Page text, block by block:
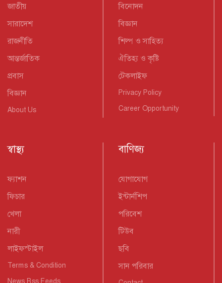
জাতীয়
সারাদেশ
রাজনীতি
আন্তর্জাতিক
প্রবাস
বিজ্ঞান
About Us
বিনোদন
বিজ্ঞান
শিল্প ও সাহিত্য
ঐতিহ্য ও কৃষ্টি
টেকলাইফ
Privacy Policy
Career Opportunity
স্বাস্থ্য
ফ্যাশন
ফিচার
খেলা
নারী
লাইফস্টাইল
Terms & Condition
বাণিজ্য
যোগাযোগ
ইন্টার্নশিপ
পরিবেশ
টিউব
ছবি
সান পরিবার